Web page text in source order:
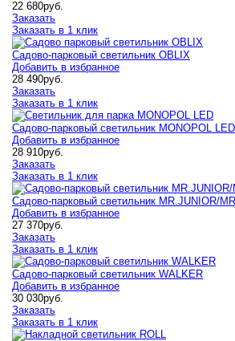
22 680руб.
Заказать
Заказать в 1 клик
Садово-парковый светильник OBLIX
Добавить в избранное
28 490руб.
Заказать
Заказать в 1 клик
Садово-парковый светильник MONOPOL LED
Добавить в избранное
28 910руб.
Заказать
Заказать в 1 клик
Садово-парковый светильник MR.JUNIOR/
Добавить в избранное
27 370руб.
Заказать
Заказать в 1 клик
Садово-парковый светильник WALKER
Добавить в избранное
30 030руб.
Заказать
Заказать в 1 клик